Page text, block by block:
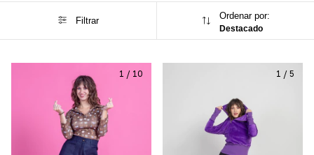
Filtrar Ordenar por:
Destacado
1 / 10 1 / 5